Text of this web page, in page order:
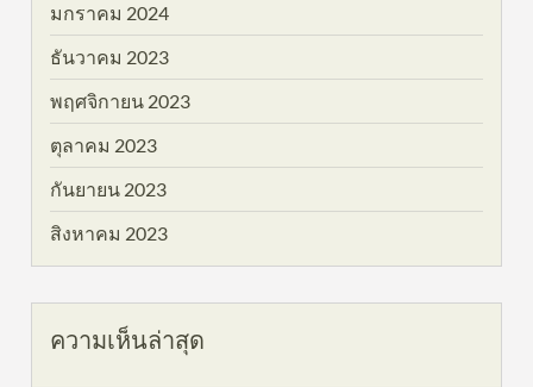
มกราคม 2024
ธันวาคม 2023
พฤศจิกายน 2023
ตุลาคม 2023
กันยายน 2023
สิงหาคม 2023
ความเห็นล่าสุด